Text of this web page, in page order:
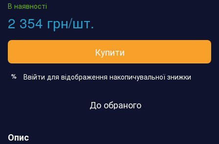
В наявності
2 354 грн/шт.
Купити
% Ввійти для відображення накопичувальної знижки
До обраного
Опис